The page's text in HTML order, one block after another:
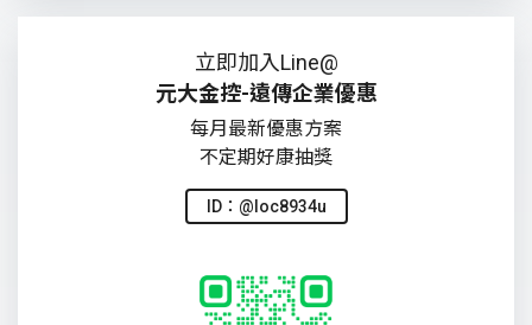
立即加入Line@
元大金控-遠傳企業優惠
每月最新優惠方案
不定期好康抽獎
ID：@loc8934u